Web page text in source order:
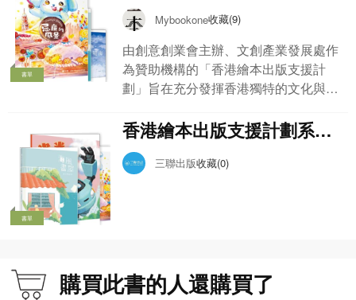
書單
Mybookone收藏(9)
由創意創業會主辦、文創產業發展處作
為贊助機構的「香港繪本出版支援計
劃」旨在充分發揮香港獨特的文化與地
市場潛力的香港繪本。此書單的8本繪
本為計劃資助的第二階段繪本。
書單
香港繪本出版支援計劃系列
圖書（全8冊繪本）
三聯出版收藏(0)
購買此書的人還購買了